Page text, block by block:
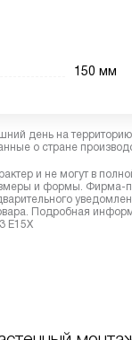
150 мм
день на
о стране
и не могут в
и формы. Фирма-
Подробная
E15X